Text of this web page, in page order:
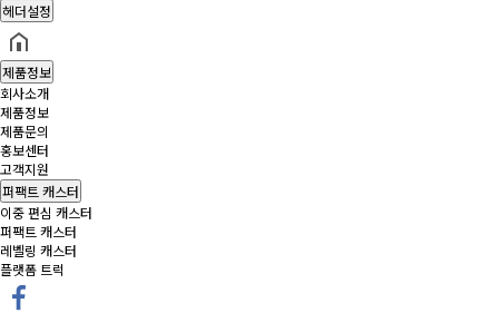
헤더설정
제품정보
회사소개
제품정보
제품문의
홍보센터
고객지원
퍼팩트 캐스터
이중 편심 캐스터
퍼팩트 캐스터
레벨링 캐스터
플랫폼 트럭